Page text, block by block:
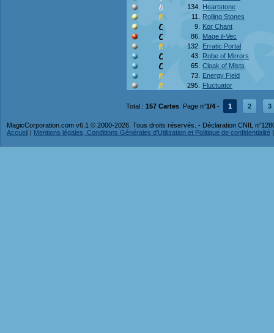
134.
Heartstone
11.
Rolling Stones
9.
Kor Chant
86.
Mage il-Vec
132.
Erratic Portal
43.
Robe of Mirrors
65. Cloak of Mists
73.
Energy Field
295.
Fluctuator
Total : 157 Cartes . Page n°1/4 - 1 2 3
MagicCorporation.com v6.1 © 2000-2026. Tous droits réservés. - Déclaration CNIL
Accueil | Mentions légales, Conditions Générales d'Utilisation et Politique de confidentialité